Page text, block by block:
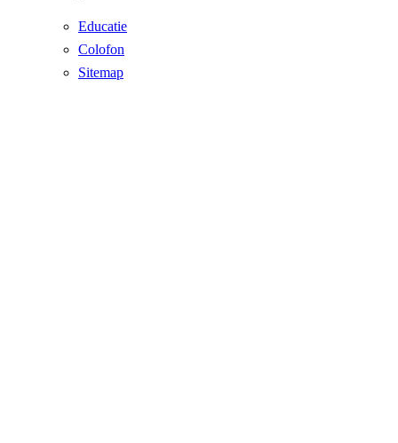
Educatie
Colofon
Sitemap